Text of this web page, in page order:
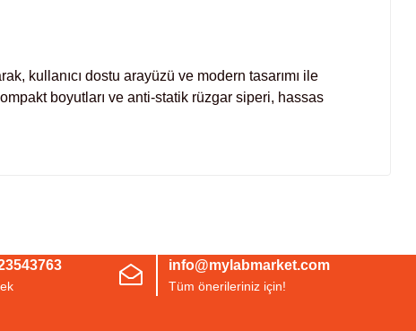
kullanıcı dostu arayüzü ve modern tasarımı ile
boyutları ve anti-statik rüzgar siperi, hassas
info@mylabmarket.com
Tüm önerileriniz için!